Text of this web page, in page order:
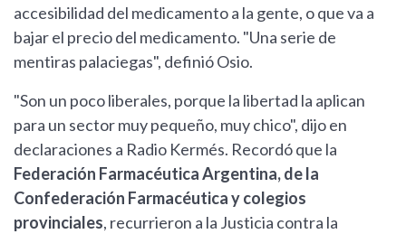
accesibilidad del medicamento a la gente, o que va a
bajar el precio del medicamento. "Una serie de
mentiras palaciegas", definió Osio.
"Son un poco liberales, porque la libertad la aplican
para un sector muy pequeño, muy chico", dijo en
declaraciones a Radio Kermés. Recordó que la
Federación Farmacéutica Argentina, de la
Confederación Farmacéutica y colegios
provinciales, recurrieron a la Justicia contra la